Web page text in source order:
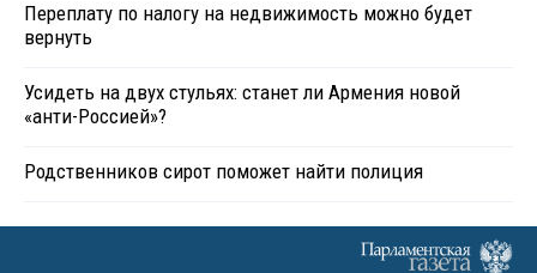
Переплату по налогу на недвижимость можно будет
вернуть
Усидеть на двух стульях: станет ли Армения новой
«анти-Россией»?
Родственников сирот поможет найти полиция